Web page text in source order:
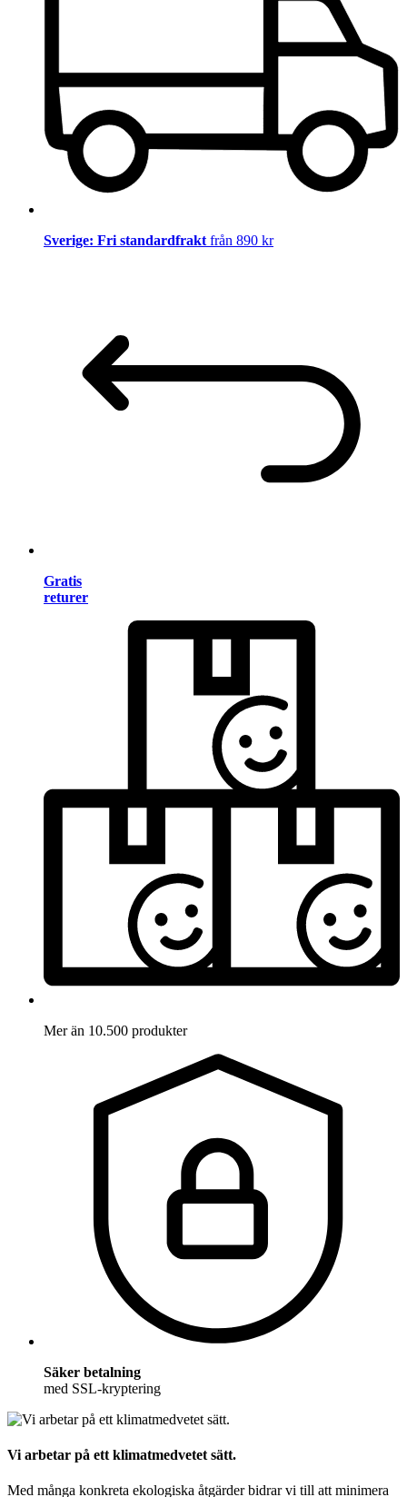
Sverige: Fri standardfrakt från 890 kr
Gratis
returer
Mer än 10.500 produkter
Säker betalning
med SSL-kryptering
Vi arbetar på ett klimatmedvetet sätt.
Med många konkreta ekologiska åtgärder bidrar vi till att minimera